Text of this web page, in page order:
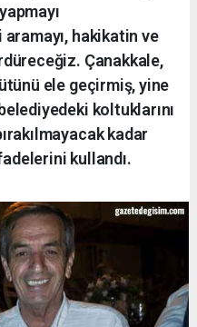
aramayı, hakikatin ve
Çanakkale,
ele geçirmiş, yine
koltuklarını
kadar
kullandı.